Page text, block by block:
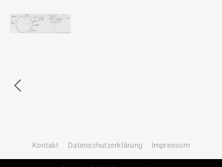
Kontakt Datenschutz­erklärung Impressum